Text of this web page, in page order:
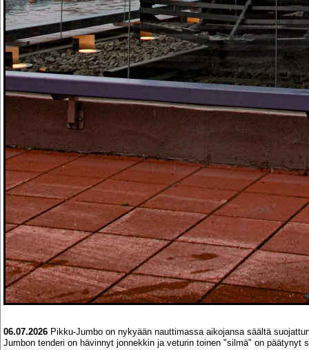
06.07.2026 Pikku-Jumbo on nykyään nauttimassa aikojansa säältä
Jumbon tenderi on hävinnyt jonnekkin ja veturin toinen "silmä" on päätynyt